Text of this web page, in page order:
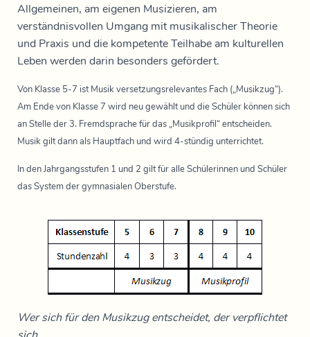
Allgemeinen, am eigenen Musizieren, am
verständnisvollen Umgang mit musikalischer Theorie
und Praxis und die kompetente Teilhabe am kulturellen
Leben werden darin besonders gefördert.
Von Klasse 5-7 ist Musik versetzungsrelevantes Fach („Musikzug“).
Am Ende von Klasse 7 wird neu gewählt und die Schüler können sich
an Stelle der 3. Fremdsprache für das „Musikprofil“ entscheiden.
Musik gilt dann als Hauptfach und wird 4-stündig unterrichtet.
In den Jahrgangsstufen 1 und 2 gilt für alle Schülerinnen und Schüler
das System der gymnasialen Oberstufe.
Wer sich für den Musikzug entscheidet, der verpflichtet